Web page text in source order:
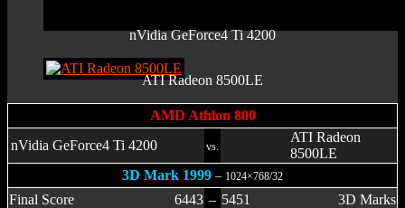
nVidia GeForce4 Ti 4200
ATI Radeon 8500LE
AMD Athlon 800
nVidia GeForce4 Ti 4200
vs.
ATI Radeon
8500LE
3D Mark 1999 – 1024×768/32
Final Score 6443 – 5451
3D Marks